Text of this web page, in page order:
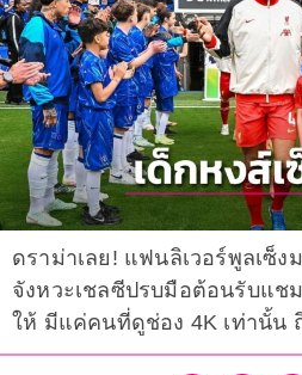
ดราม่าเลย! แฟนลิเวอร์พูลเซ็
จังหวะเชลซีปรบมือต้อนรับแช
ให้ มีแค่คนที่ดูช่อง 4K เท่านั้น